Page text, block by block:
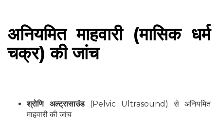
अनियमित माहवारी (मासिक धर्म
चक्र) की जांच
श्रोणि अल्ट्रासाउंड(Pelvic Ultrasound) से अनियमित
माहवारी की जांच